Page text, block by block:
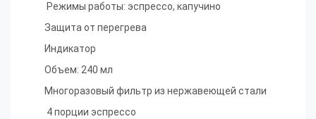
Режимы работы: эспрессо, капучино
Защита от перегрева
Индикатор
Объем: 240 мл
Многоразовый фильтр из нержавеющей стали
4 порции эспрессо